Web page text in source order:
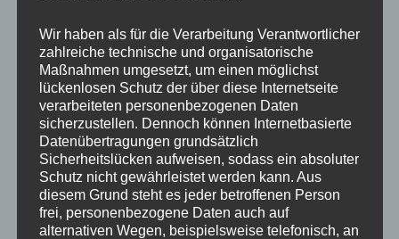
CONCAVER CVR1
19×8,5 ET40 5×112
Carbon Graphite
CONCAVER CVR1
19×8,5 ET45 5×112
Candy Red
Wir haben als für die Verarbeitung Verantwortlicher
zahlreiche technische und organisatorische
Maßnahmen umgesetzt, um einen möglichst
lückenlosen Schutz der über diese Internetseite
verarbeiteten personenbezogenen Daten
sicherzustellen. Dennoch können Internetbasierte
Datenübertragungen grundsätzlich
Sicherheitslücken aufweisen, sodass ein absoluter
Schutz nicht gewährleistet werden kann. Aus
diesem Grund steht es jeder betroffenen Person
frei, personenbezogene Daten auch auf
alternativen Wegen, beispielsweise telefonisch, an